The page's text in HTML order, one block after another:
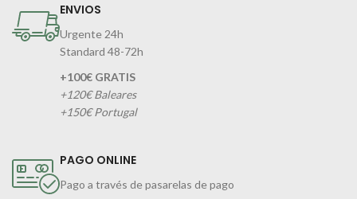
ENVIOS
Urgente 24h
Standard 48-72h
+100€ GRATIS
+120€ Baleares
+150€ Portugal
PAGO ONLINE
Pago a través de pasarelas de pago